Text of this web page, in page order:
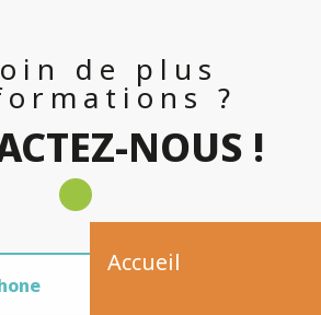
Accueil
de plus
?
NOUS !